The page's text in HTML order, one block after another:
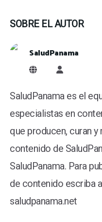
SOBRE EL AUTOR
SaludPanama
SaludPanama
SaludPanama es el
especialistas en
que producen, curan
contenido de
SaludPanama. Para
de contenido escriba
saludpanama.net